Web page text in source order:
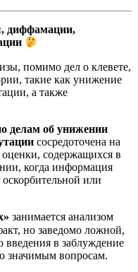
диффамации,
помимо дел о клевете,
такие как унижение
а также
делам об унижении
сосредоточена на
содержащихся в
когда информация
или
занимается анализом
но заведомо ложной,
введения в заблуждение
значимым вопросам.